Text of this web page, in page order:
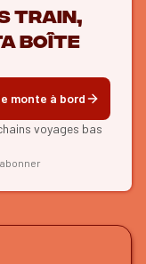
train,
boîte
monte à bord
voyages bas